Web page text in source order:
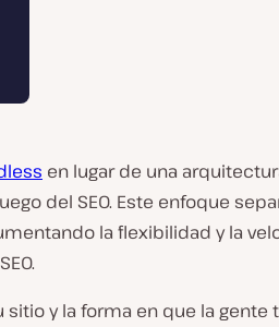
en lugar de una
del SEO. Este enfoque
la flexibilidad y la
y la forma en que la gente